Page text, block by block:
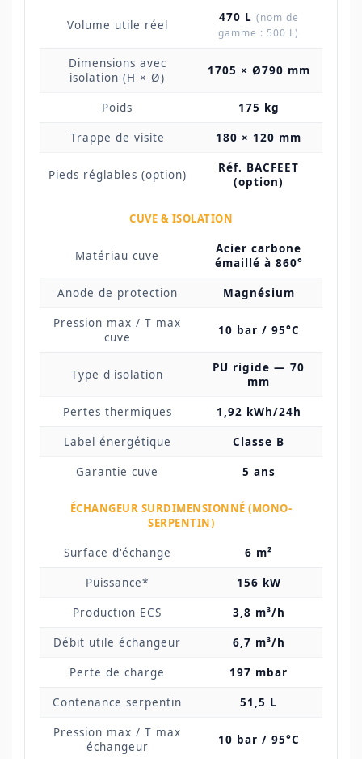
Volume utile réel
470 L (nom de
gamme : 500 L)
Dimensions avec
isolation (H × Ø)
1705 × Ø790 mm
Poids 175 kg
Trappe de visite 180 × 120 mm
Pieds réglables (option)
Réf. BACFEET
(option)
CUVE & ISOLATION
Matériau cuve
Acier carbone
émaillé à 860°
Anode de protection Magnésium
Pression max / T max
cuve
10 bar / 95°C
Type d'isolation
PU rigide — 70
mm
Pertes thermiques 1,92 kWh/24h
Label énergétique Classe B
Garantie cuve 5 ans
ÉCHANGEUR SURDIMENSIONNÉ (MONO-
SERPENTIN)
Surface d'échange 6 m²
Puissance* 156 kW
Production ECS 3,8 m³/h
Débit utile échangeur 6,7 m³/h
Perte de charge 197 mbar
Contenance serpentin 51,5 L
Pression max / T max
échangeur
10 bar / 95°C